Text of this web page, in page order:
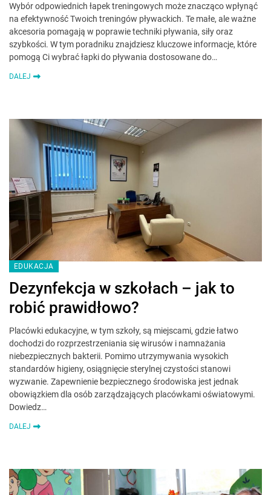
Wybór odpowiednich łapek treningowych może znacząco wpłynąć
na efektywność Twoich treningów pływackich. Te małe, ale ważne
akcesoria pomagają w poprawie techniki pływania, siły oraz
szybkości. W tym poradniku znajdziesz kluczowe informacje, które
pomogą Ci wybrać łapki do pływania dostosowane do…
DALEJ
EDUKACJA
Dezynfekcja w szkołach – jak to
robić prawidłowo?
Placówki edukacyjne, w tym szkoły, są miejscami, gdzie łatwo
dochodzi do rozprzestrzeniania się wirusów i namnażania
niebezpiecznych bakterii. Pomimo utrzymywania wysokich
standardów higieny, osiągnięcie sterylnej czystości stanowi
wyzwanie. Zapewnienie bezpiecznego środowiska jest jednak
obowiązkiem dla osób zarządzających placówkami oświatowymi.
Dowiedz…
DALEJ